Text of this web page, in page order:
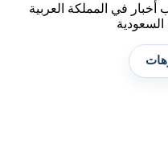
في المملكة العربية